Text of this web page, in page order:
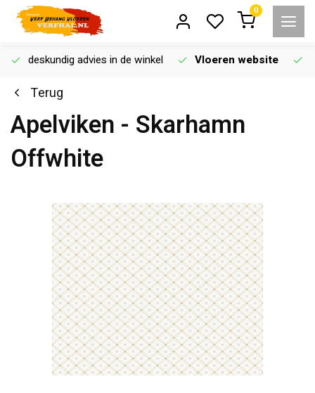
0
deskundig advies in de winkel Vloeren website
Terug
Apelviken - Skarhamn
Offwhite